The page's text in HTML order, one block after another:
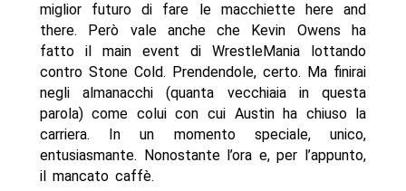
miglior futuro di fare le macchiette here and
there. Però vale anche che Kevin Owens ha
fatto il main event di WrestleMania lottando
contro Stone Cold. Prendendole, certo. Ma finirai
negli almanacchi (quanta vecchiaia in questa
parola) come colui con cui Austin ha chiuso la
carriera. In un momento speciale, unico,
entusiasmante. Nonostante l’ora e, per l’appunto,
il mancato caffè.